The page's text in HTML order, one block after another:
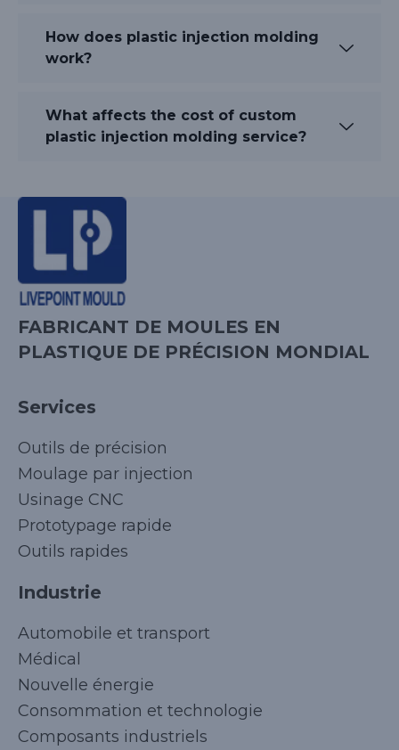
How does plastic injection molding
work?
What affects the cost of custom
plastic injection molding service?
FABRICANT DE MOULES EN
PLASTIQUE DE PRÉCISION MONDIAL
Services
Outils de précision
Moulage par injection
Usinage CNC
Prototypage rapide
Outils rapides
Industrie
Automobile et transport
Médical
Nouvelle énergie
Consommation et technologie
Composants industriels